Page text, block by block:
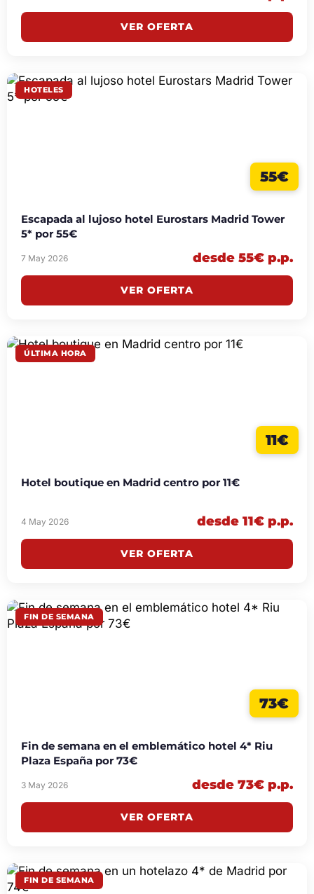
VER OFERTA
HOTELES
55€
Escapada al lujoso hotel Eurostars Madrid Tower
5* por 55€
7 May 2026 desde 55€ p.p.
VER OFERTA
ÚLTIMA HORA
11€
Hotel boutique en Madrid centro por 11€
4 May 2026 desde 11€ p.p.
VER OFERTA
FIN DE SEMANA
73€
Fin de semana en el emblemático hotel 4* Riu
Plaza España por 73€
3 May 2026 desde 73€ p.p.
VER OFERTA
FIN DE SEMANA